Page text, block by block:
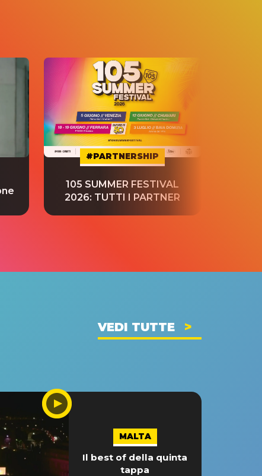
#PARTNERSHIP
105 SUMMER FESTIVAL
2026: TUTTI I PARTNER
VEDI TUTTE
MALTA
Il best of della quinta
tappa